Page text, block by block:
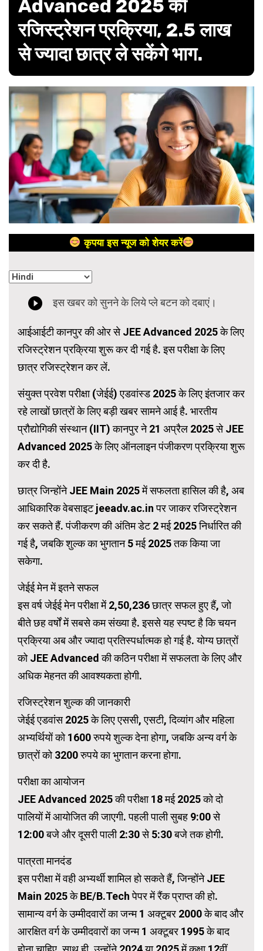
Advanced 2025 की
रजिस्ट्रेशन प्रक्रिया, 2.5 लाख
से ज्यादा छात्र ले सकेंगे भाग.
कृपया इस न्यूज को शेयर करें
आईआईटी कानपुर की ओर से JEE Advanced 2025 के लिए
रजिस्ट्रेशन प्रक्रिया शुरू कर दी गई है. इस परीक्षा के लिए
छात्र रजिस्ट्रेशन कर लें.
संयुक्त प्रवेश परीक्षा (जेईई) एडवांस्ड 2025 के लिए इंतजार कर
रहे लाखों छात्रों के लिए बड़ी खबर सामने आई है. भारतीय
प्रौद्योगिकी संस्थान (IIT) कानपुर ने 21 अप्रैल 2025 से JEE
Advanced 2025 के लिए ऑनलाइन पंजीकरण प्रक्रिया शुरू
कर दी है.
छात्र जिन्होंने JEE Main 2025 में सफलता हासिल की है, अब
आधिकारिक वेबसाइट jeeadv.ac.in पर जाकर रजिस्ट्रेशन
कर सकते हैं. पंजीकरण की अंतिम डेट 2 मई 2025 निर्धारित की
गई है, जबकि शुल्क का भुगतान 5 मई 2025 तक किया जा
सकेगा.
जेईई मेन में इतने सफल
इस वर्ष जेईई मेन परीक्षा में 2,50,236 छात्र सफल हुए हैं, जो
बीते छह वर्षों में सबसे कम संख्या है. इससे यह स्पष्ट है कि चयन
प्रक्रिया अब और ज्यादा प्रतिस्पर्धात्मक हो गई है. योग्य छात्रों
को JEE Advanced की कठिन परीक्षा में सफलता के लिए और
अधिक मेहनत की आवश्यकता होगी.
रजिस्ट्रेशन शुल्क की जानकारी
जेईई एडवांस 2025 के लिए एससी, एसटी, दिव्यांग और महिला
अभ्यर्थियों को 1600 रुपये शुल्क देना होगा, जबकि अन्य वर्ग के
छात्रों को 3200 रुपये का भुगतान करना होगा.
परीक्षा का आयोजन
JEE Advanced 2025 की परीक्षा 18 मई 2025 को दो
पालियों में आयोजित की जाएगी. पहली पाली सुबह 9:00 से
12:00 बजे और दूसरी पाली 2:30 से 5:30 बजे तक होगी.
पात्रता मानदंड
इस परीक्षा में वही अभ्यर्थी शामिल हो सकते हैं, जिन्होंने JEE
Main 2025 के BE/B.Tech पेपर में रैंक प्राप्त की हो.
सामान्य वर्ग के उम्मीदवारों का जन्म 1 अक्टूबर 2000 के बाद और
आरक्षित वर्ग के उम्मीदवारों का जन्म 1 अक्टूबर 1995 के बाद